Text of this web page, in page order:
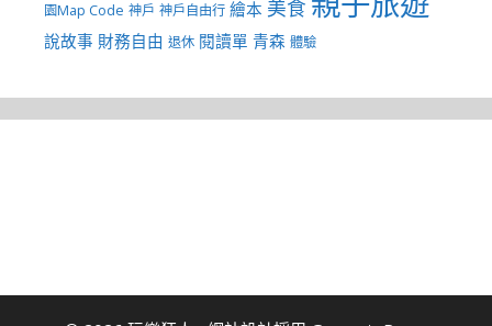
園Map Code 神戶 神戶自由行 繪本 美食
說故事 財務自由 退休 閱讀單 青森 體驗